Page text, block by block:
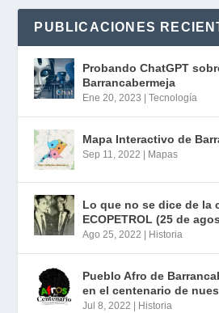
PUBLICACIONES
Probando ChatGPT
Barrancabermeja
Ene 20, 2023 |Tecnología
Mapa Interactivo de
Sep 11, 2022 Mapas
Lo que no se dice de la
ECOPETROL (25 de
Ago 25, 2022 Historia
Pueblo Afro de
en el centenario de
Jul 8, 2022 Historia